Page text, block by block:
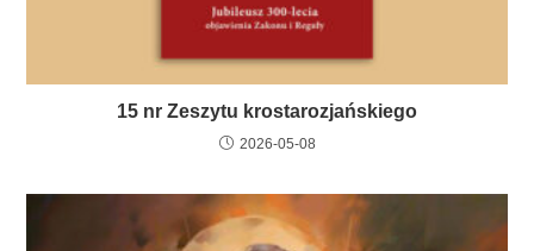
15 nr Zeszytu krostarozjańskiego
2026-05-08